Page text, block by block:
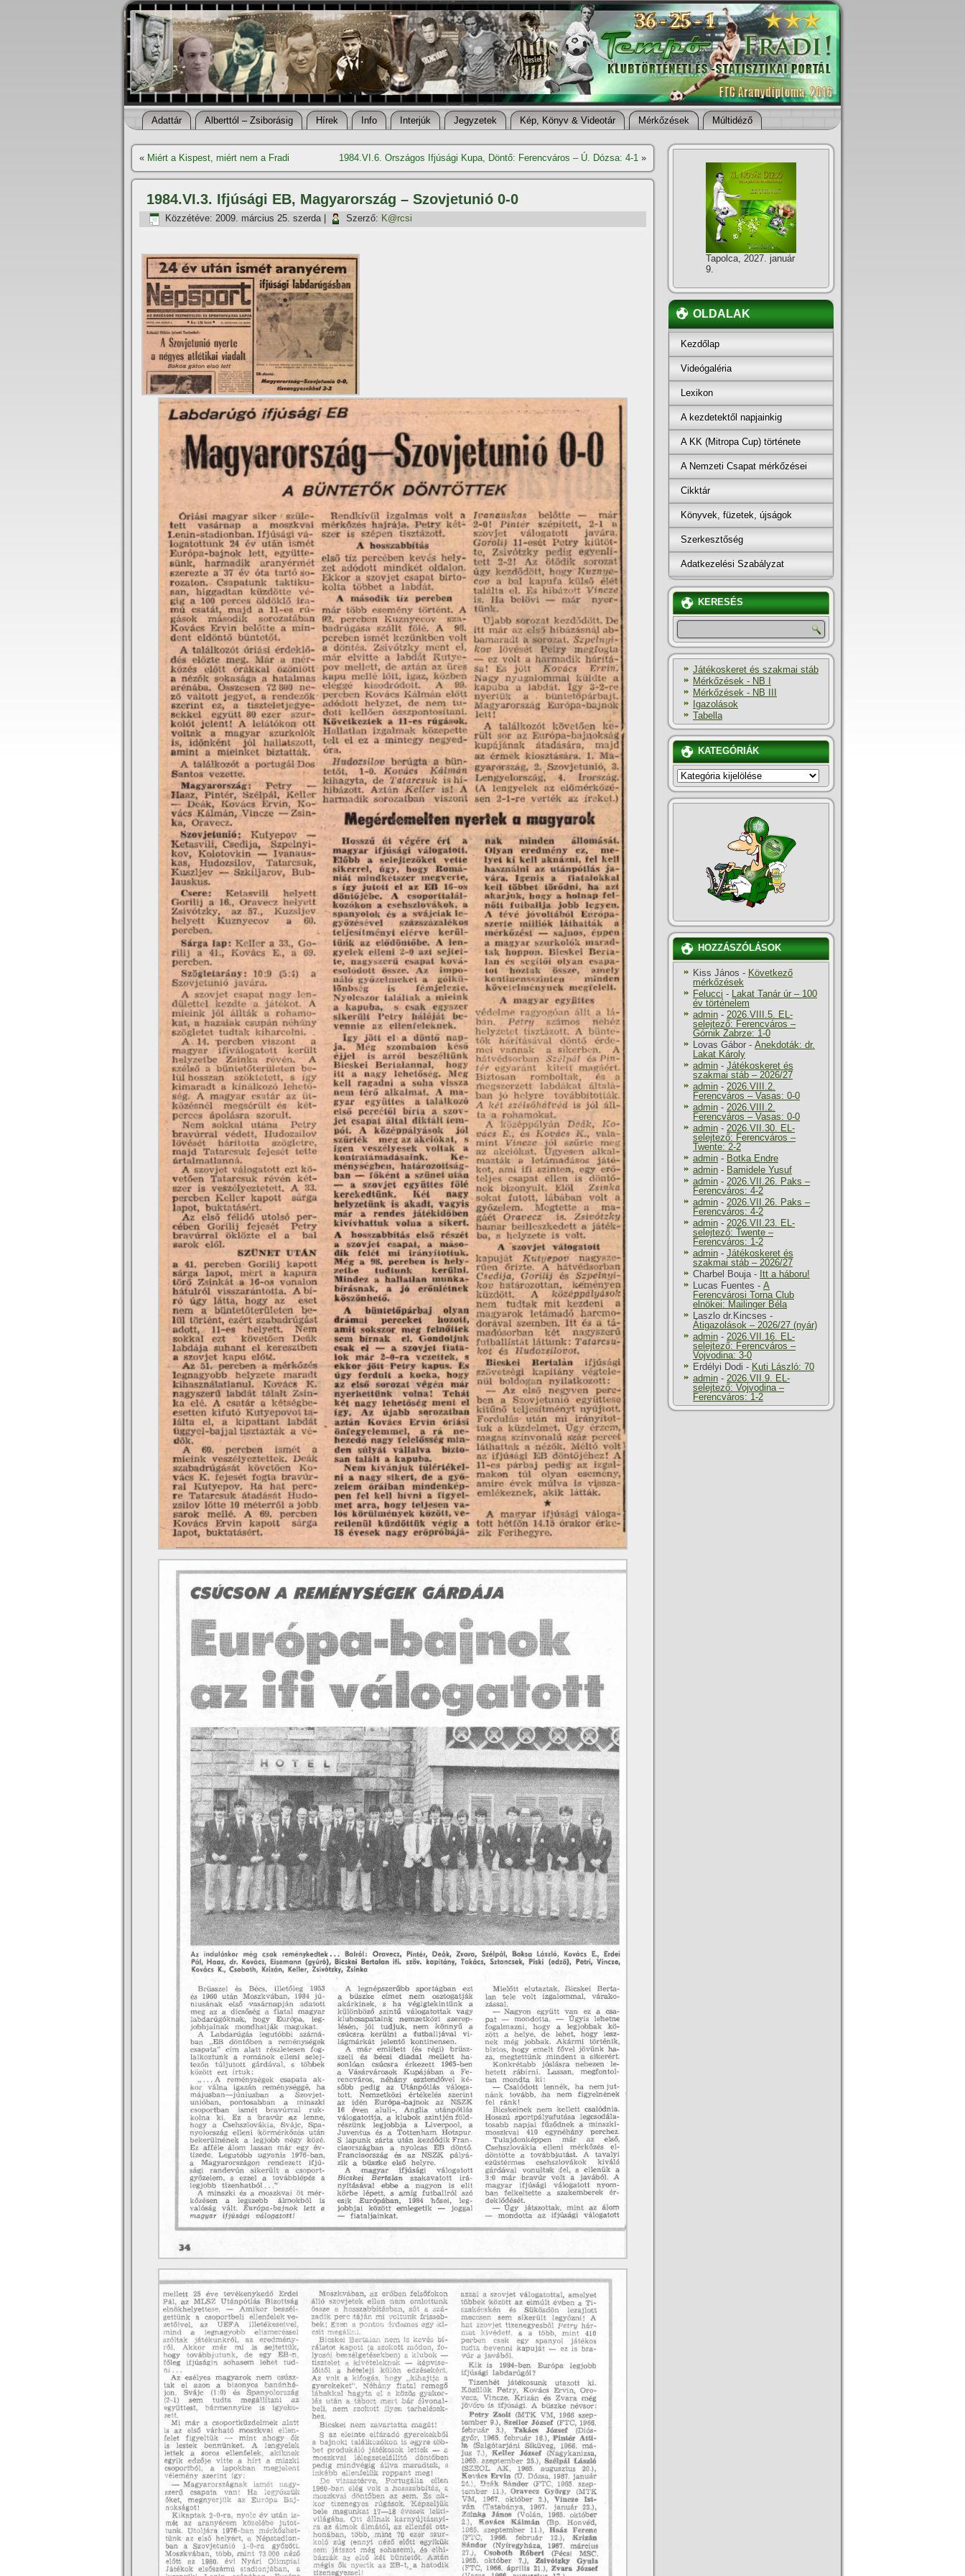
Adattár Alberttól – Zsiborásig Hí­rek Info Interjúk Jegyzetek Kép, Könyv & Videotár Mérkőzések Múltidéző
« Miért a Kispest, miért nem a Fradi 1984.VI.6. Országos Ifjúsági Kupa, Döntő: Ferencváros – Ú. Dózsa: 4-1 »
1984.VI.3. Ifjúsági EB, Magyarország – Szovjetunió 0-0
Közzétéve: 2009. március 25. szerda| Szerző: K@rcsi
Tapolca, 2027. január
9.
OLDALAK
Kezdőlap
Videógaléria
Lexikon
A kezdetektől napjainkig
A KK (Mitropa Cup) története
A Nemzeti Csapat mérkőzései
Cikktár
Könyvek, füzetek, újságok
Szerkesztőség
Adatkezelési Szabályzat
KERESÉS
Játékoskeret és szakmai stáb
Mérkőzések - NB I
Mérkőzések - NB III
Igazolások
Tabella
KATEGÓRIÁK
KATEGÓRIÁK
HOZZÁSZÓLÁSOK
Kiss János - Következő
mérkőzések
Felucci - Lakat Tanár úr – 100
év történelem
admin - 2026.VIII.5. EL-
selejtező: Ferencváros –
Górnik Zabrze: 1-0
Lovas Gábor - Anekdoták: dr.
Lakat Károly
admin - Játékoskeret és
szakmai stáb – 2026/27
admin - 2026.VIII.2.
Ferencváros – Vasas: 0-0
admin - 2026.VIII.2.
Ferencváros – Vasas: 0-0
admin - 2026.VII.30. EL-
selejtező: Ferencváros –
Twente: 2-2
admin - Botka Endre
admin - Bamidele Yusuf
admin - 2026.VII.26. Paks –
Ferencváros: 4-2
admin - 2026.VII.26. Paks –
Ferencváros: 4-2
admin - 2026.VII.23. EL-
selejtező: Twente –
Ferencváros: 1-2
admin - Játékoskeret és
szakmai stáb – 2026/27
Charbel Bouja- Itt a háboru!
Lucas Fuentes - A
Ferencvárosi Torna Club
elnökei: Mailinger Béla
Laszlo dr.Kincses -
Átigazolások – 2026/27 (nyár)
admin - 2026.VII.16. EL-
selejtező: Ferencváros –
Vojvodina: 3-0
Erdélyi Dodi - Kuti László: 70
admin - 2026.VII.9. EL-
selejtező: Vojvodina –
Ferencváros: 1-2